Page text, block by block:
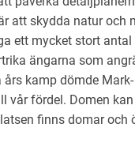
att skydda natur och
ett mycket stort antal
ängarna som
kamp dömde
vår fördel. Domen
finns domar och